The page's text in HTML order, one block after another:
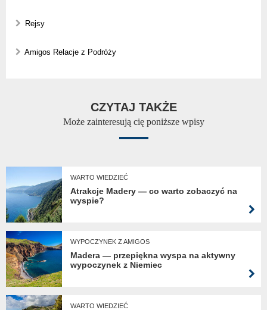
Rejsy
Amigos Relacje z Podróży
CZYTAJ TAKŻE
Może zainteresują cię poniższe wpisy
WARTO WIEDZIEĆ
Atrakcje Madery — co warto zobaczyć na
wyspie?
WYPOCZYNEK Z AMIGOS
Madera — przepiękna wyspa na aktywny
wypoczynek z Niemiec
WARTO WIEDZIEĆ